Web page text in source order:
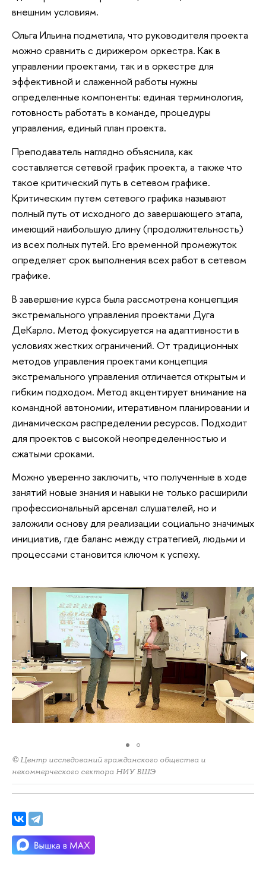
внешним условиям.
Ольга Ильина подметила, что руководителя проекта
можно сравнить с дирижером оркестра. Как в
управлении проектами, так и в оркестре для
эффективной и слаженной работы нужны
определенные компоненты: единая терминология,
готовность работать в команде, процедуры
управления, единый план проекта.
Преподаватель наглядно объяснила, как
составляется сетевой график проекта, а также что
такое критический путь в сетевом графике.
Критическим путем сетевого графика называют
полный путь от исходного до завершающего этапа,
имеющий наибольшую длину (продолжительность)
из всех полных путей. Его временной промежуток
определяет срок выполнения всех работ в сетевом
графике.
В завершение курса была рассмотрена концепция
экстремального управления проектами Дуга
ДеКарло. Метод фокусируется на адаптивности в
условиях жестких ограничений. От традиционных
методов управления проектами концепция
экстремального управления отличается открытым и
гибким подходом. Метод акцентирует внимание на
командной автономии, итеративном планировании и
динамическом распределении ресурсов. Подходит
для проектов с высокой неопределенностью и
сжатыми сроками.
Можно уверенно заключить, что полученные в ходе
занятий новые знания и навыки не только расширили
профессиональный арсенал слушателей, но и
заложили основу для реализации социально значимых
инициатив, где баланс между стратегией, людьми и
процессами становится ключом к успеху.
© Центр исследований гражданского общества и
некоммерческого сектора НИУ ВШЭ